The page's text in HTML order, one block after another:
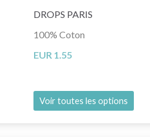
DROPS PARIS
100% Coton
EUR 1.55
Voir toutes les options